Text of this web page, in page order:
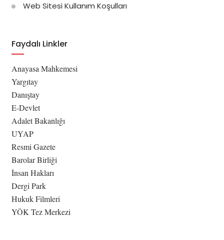
Web Sitesi Kullanım Koşulları
Faydalı Linkler
Anayasa Mahkemesi
Yargıtay
Danıştay
E-Devlet
Adalet Bakanlığı
UYAP
Resmi Gazete
Barolar Birliği
İnsan Hakları
Dergi Park
Hukuk Filmleri
YÖK Tez Merkezi